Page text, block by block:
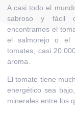
A casi todo el
sabroso y fácil
encontramos el
el salmorejo o el
tomates, casi
aroma.
El tomate tiene
energético sea bajo
minerales entre los